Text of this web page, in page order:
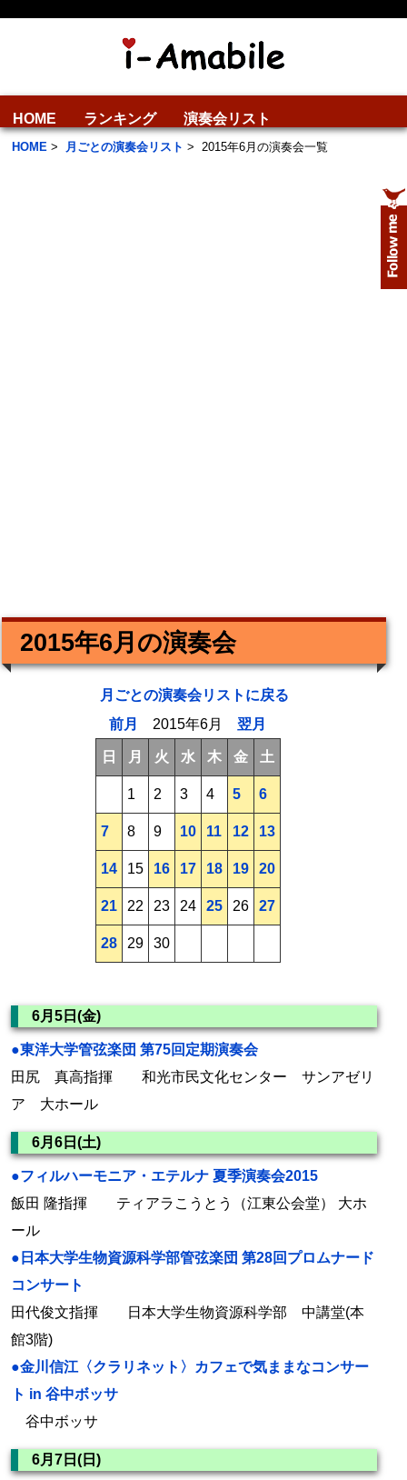
HOME ランキング 演奏会リスト
HOME > 月ごとの演奏会リスト > 2015年6月の演奏会一覧
2015年6月の演奏会
月ごとの演奏会リストに戻る
前月
2015年6月翌月
日 月 火 水 木 金 土
1 2 3 4 5 6
7 8 9 10 11 12 13
14 15 16 17 18 19 20
21 22 23 24 25 26 27
28 29 30
6月5日(金)
●東洋大学管弦楽団 第75回定期演奏会
田尻 真高指揮 和光市民文化センター サンアゼリ
ア 大ホール
6月6日(土)
●フィルハーモニア・エテルナ 夏季演奏会2015
飯田 隆指揮 ティアラこうとう（江東公会堂） 大ホ
ール
●日本大学生物資源科学部管弦楽団 第28回プロムナード
コンサート
田代俊文指揮 日本大学生物資源科学部 中講堂(本
館3階)
●金川信江〈クラリネット〉カフェで気ままなコンサー
ト in 谷中ボッサ
谷中ボッサ
6月7日(日)